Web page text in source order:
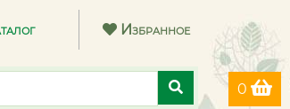
Избранное
0